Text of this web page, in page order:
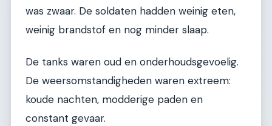
was zwaar. De soldaten hadden weinig eten,
weinig brandstof en nog minder slaap.
De tanks waren oud en onderhoudsgevoelig.
De weersomstandigheden waren extreem:
koude nachten, modderige paden en
constant gevaar.